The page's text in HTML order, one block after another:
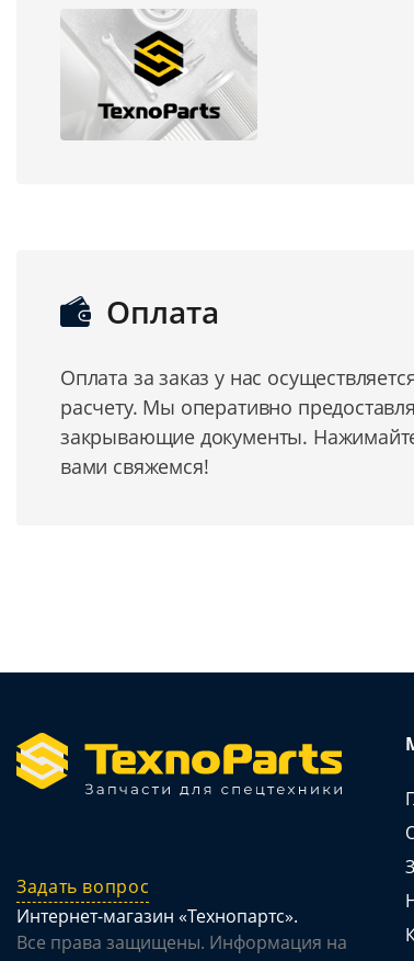
Оплата
Оплата за заказ у нас
расчету. Мы оперативно
закрывающие документы.
вами свяжемся!
Задать вопрос
Интернет-магазин «Технопартс».
Все права защищены. Информация на